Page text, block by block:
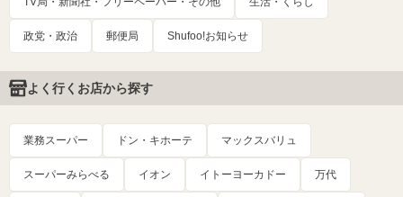
政党・政治 郵便局 Shufoo!お知らせ
よく行くお店から探す
業務スーパー ドン・キホーテ マックスバリュ
スーパーみらべる イオン イトーヨーカドー 万代